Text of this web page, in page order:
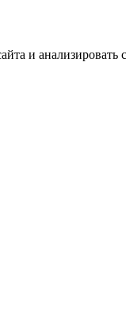
и анализировать